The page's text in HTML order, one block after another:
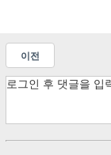
이전